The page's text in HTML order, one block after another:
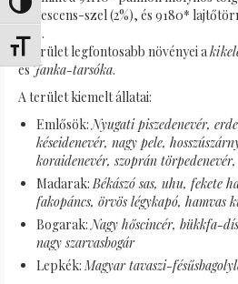
Umschalten auf hohe Kontraste
Schrift vergrößern
pubescens-szel (2%), és 9180*
(1%).
A terület legfontosabb növényei a
ésJanka-tarsóka.
A terület kiemelt állatai:
Emlősök:Nyugati piszedenevér,
késeidenevér, nagy pele,
koraidenevér, szoprán törpedenevér,
Madarak:Békászó sas, uhu, fekete
fakopáncs, örvös légykapó, hamvas
Bogarak:Nagy hőscincér, bükkfa-
nagy szarvasbogár
Lepkék:Magyar tavaszi-